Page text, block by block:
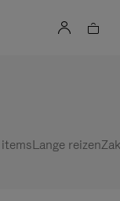
Lange reizen